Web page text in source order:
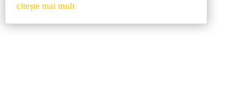
citește mai mult